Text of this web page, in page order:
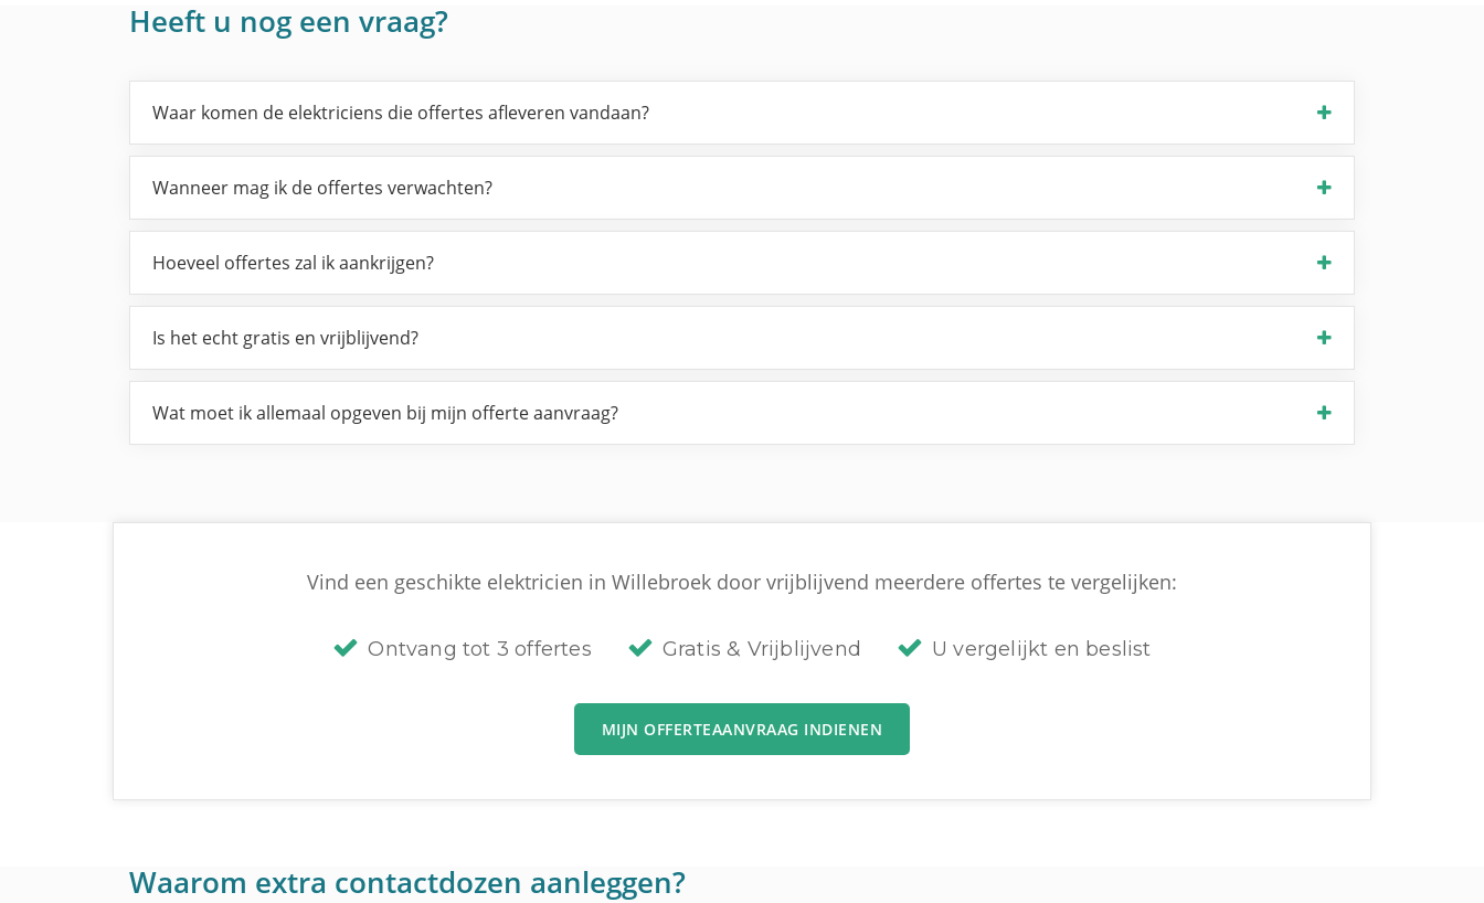
Heeft u nog een vraag?
Waar komen de elektriciens die offertes afleveren vandaan?
Wanneer mag ik de offertes verwachten?
Hoeveel offertes zal ik aankrijgen?
Is het echt gratis en vrijblijvend?
Wat moet ik allemaal opgeven bij mijn offerte aanvraag?
Vind een geschikte elektricien in Willebroek door vrijblijvend meerdere offertes te vergelijken:
Ontvang tot 3 offertes Gratis & Vrijblijvend U vergelijkt en beslist
MIJN OFFERTEAANVRAAG INDIENEN
Waarom extra contactdozen aanleggen?